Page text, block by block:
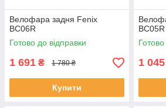
Велофара задня Fenix
BC06R
Готово до відправки
1 691 ₴ 1 780 ₴
Купити
1 045